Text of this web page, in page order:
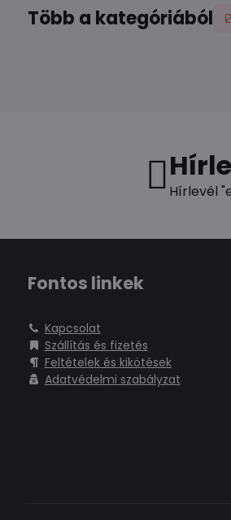
Több a kategóriából
Hírlevél
Fontos linkek
Kapcsolat
Szállítás és fizetés
Feltételek és kikötések
Adatvédelmi szabályzat